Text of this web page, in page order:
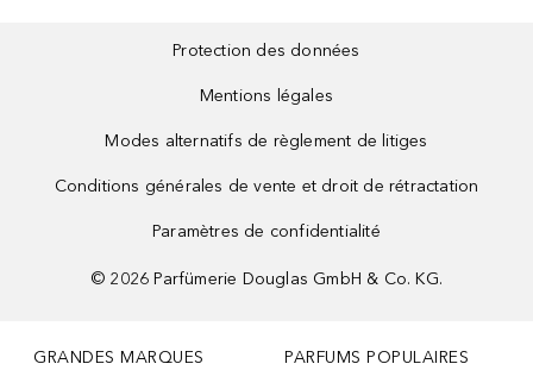
Protection des données
Mentions légales
Modes alternatifs de règlement de litiges
Conditions générales de vente et droit de rétractation
Paramètres de confidentialité
© 2026 Parfümerie Douglas GmbH & Co. KG.
GRANDES MARQUES PARFUMS POPULAIRES